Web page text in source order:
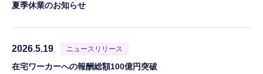
夏季休業のお知らせ
2026.5.19 ニュースリリース
在宅ワーカーへの報酬総額100億円突破